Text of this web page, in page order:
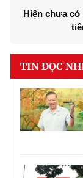
Hiện chưa
TIN ĐỌC